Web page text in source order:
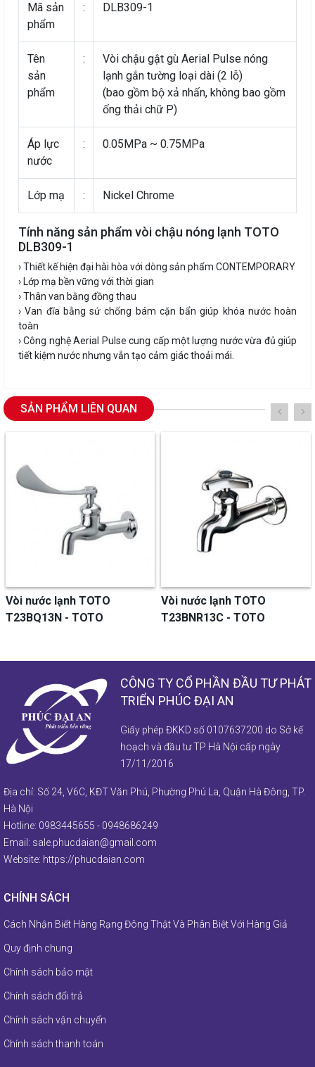
Mã sản
phẩm
: DLB309-1
Tên
sản
phẩm
:
Vòi chậu gật gù Aerial Pulse nóng
lạnh gắn tường loại dài (2 lỗ)
(bao gồm bộ xả nhấn, không bao gồm
ống thải chữ P)
Áp lực
nước
: 0.05MPa ~ 0.75MPa
Lớp mạ : Nickel Chrome
Tính năng sản phẩm vòi chậu nóng lạnh TOTO
DLB309-1
› Thiết kế hiện đại hài hòa với dòng sản phẩm CONTEMPORARY
› Lớp mạ bền vững với thời gian
› Thân van bằng đồng thau
› Van đĩa bằng sứ chống bám cặn bẩn giúp khóa nước hoàn
toàn
› Công nghệ Aerial Pulse cung cấp một lượng nước vừa đủ giúp
tiết kiệm nước nhưng vẫn tạo cảm giác thoải mái.
SẢN PHẨM LIÊN QUAN
Vòi nước lạnh TOTO
T23BQ13N - TOTO
Vòi nước lạnh TOTO
T23BNR13C - TOTO
CÔNG TY CỔ PHẦN ĐẦU TƯ PHÁT
TRIỂN PHÚC ĐẠI AN
Giấy phép ĐKKD số 0107637200 do Sở kế
hoạch và đầu tư TP Hà Nội cấp ngày
17/11/2016
Địa chỉ: Số 24, V6C, KĐT Văn Phú, Phường Phú La, Quận Hà Đông, TP.
Hà Nội
Hotline: 0983445655 - 0948686249
Email: sale.phucdaian@gmail.com
Website: https://phucdaian.com
CHÍNH SÁCH
Cách Nhận Biết Hàng Rạng Đông Thật Và Phân Biệt Với Hàng Giả
Quy định chung
Chính sách bảo mật
Chính sách đổi trả
Chính sách vận chuyển
Chính sách thanh toán